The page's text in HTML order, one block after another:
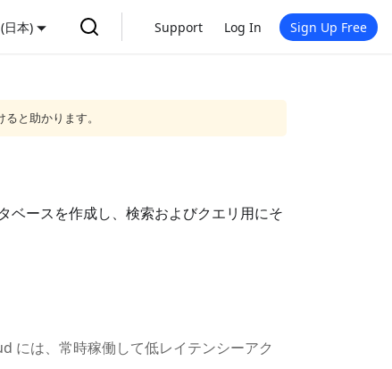
日本) Support Log In Sign Up Free
と助かります。
ベースを作成し、検索およびクエリ用にそ
には、常時稼働して低レイテンシーアク